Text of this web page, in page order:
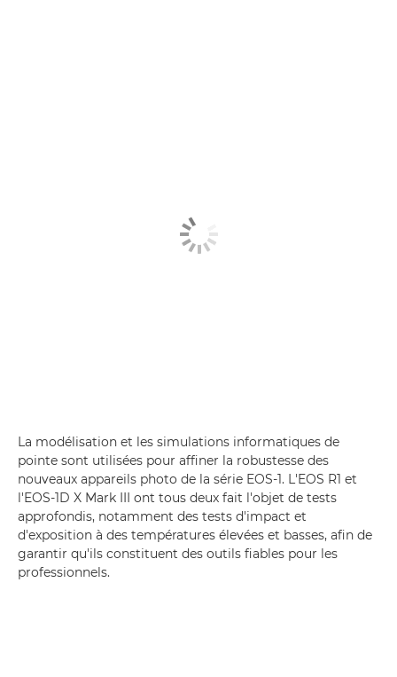
La modélisation et les simulations informatiques de
pointe sont utilisées pour affiner la robustesse des
nouveaux appareils photo de la série EOS-1. L'EOS R1 et
l'EOS-1D X Mark III ont tous deux fait l'objet de tests
approfondis, notamment des tests d'impact et
d'exposition à des températures élevées et basses, afin de
garantir qu'ils constituent des outils fiables pour les
professionnels.